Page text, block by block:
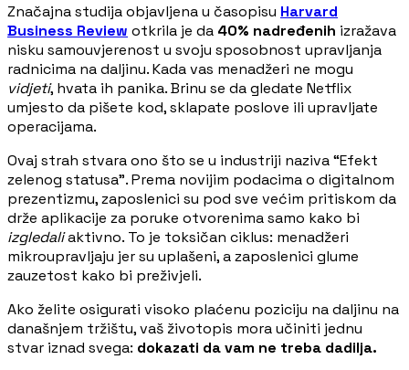
Značajna studija objavljena u časopisu Harvard
Business Review otkrila je da 40% nadređenih izražava
nisku samouvjerenost u svoju sposobnost upravljanja
radnicima na daljinu. Kada vas menadžeri ne mogu
vidjeti, hvata ih panika. Brinu se da gledate Netflix
umjesto da pišete kod, sklapate poslove ili upravljate
operacijama.
Ovaj strah stvara ono što se u industriji naziva “Efekt
zelenog statusa”. Prema novijim podacima o digitalnom
prezentizmu, zaposlenici su pod sve većim pritiskom da
drže aplikacije za poruke otvorenima samo kako bi
izgledaliaktivno. To je toksičan ciklus: menadžeri
mikroupravljaju jer su uplašeni, a zaposlenici glume
zauzetost kako bi preživjeli.
Ako želite osigurati visoko plaćenu poziciju na daljinu na
današnjem tržištu, vaš životopis mora učiniti jednu
stvar iznad svega: dokazati da vam ne treba dadilja.